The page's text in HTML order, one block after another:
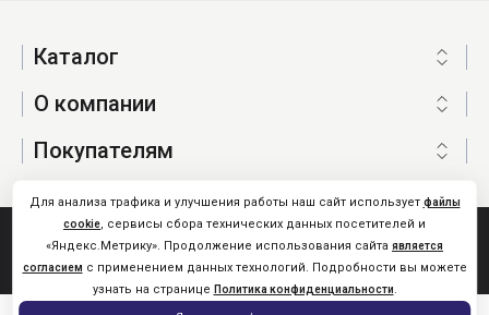
Каталог
О компании
Покупателям
Nistone.Ru © 2026
Карта сайта
Для анализа трафика и улучшения работы наш сайт использует файлы
cookie, сервисы сбора технических данных посетителей и
«Яндекс.Метрику». Продолжение использования сайта является
согласием с применением данных технологий. Подробности вы можете
узнать на странице Политика конфиденциальности.